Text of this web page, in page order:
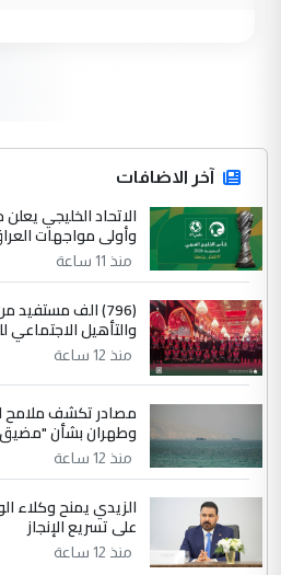
جنسية الرافد الثالث
ابا فرات ...
الموضوع :
الجواهري يرد
مضجعيك يابن الزنا (نص كامل)
سردار
التعليق : واحد من عصابة
جنسية الرافد الثالث
ابا فرات ...
الجواهري يرد
مضجعيك يابن الزنا (نص كامل)
حيدر عاشور
التعليق : تحياتي لك استاذ
دقيق ومسؤول؛ فالاستثمار
آخر الاضافات
وأولى مواجهات
منذ 11 ساعة
(796) الف
والتأهيل الاجتماعي
منذ 12 ساعة
مصادر تكشف ملامح
وطهران بشأن
منذ 12 ساعة
الزيدي يمنح وكلاء
على تسريع الإنجاز
منذ 12 ساعة